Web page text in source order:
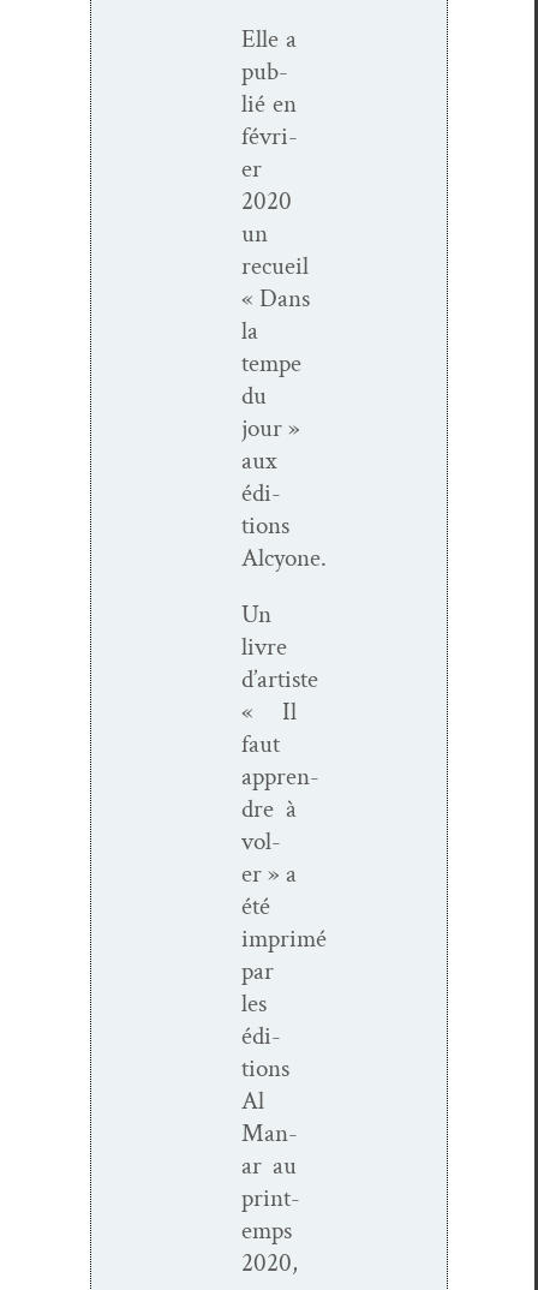
Elle a
pub­
lié en
févri­
er
2020
un
recueil
« Dans
la
tempe
du
jour »
aux
édi­
tions
Alcyone.
Un
livre
d’artiste
« Il
faut
appren­
dre à
vol­
er » a
été
imprimé
par
les
édi­
tions
Al
Man­
ar au
print­
emps
2020,